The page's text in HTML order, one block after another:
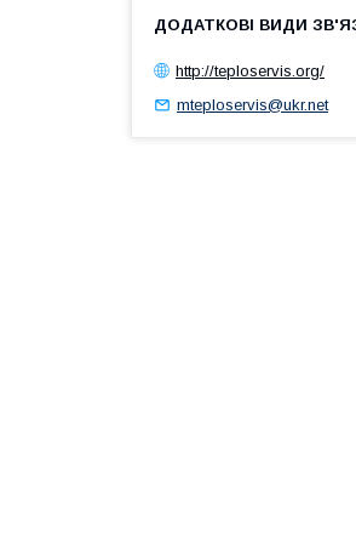
http://teploservis.org/
mteploservis@ukr.net